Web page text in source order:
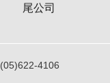
尾公司
(05)622-4106